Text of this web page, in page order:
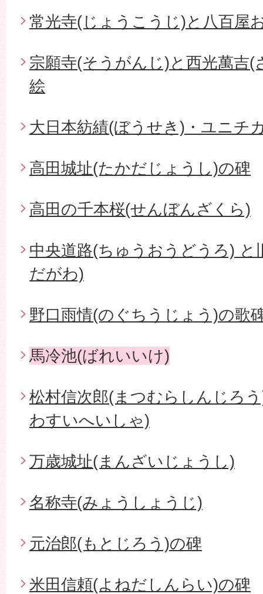
常光寺(じょうこうじ)と八百屋
宗願寺(そうがんじ)と西光萬吉
絵
大日本紡績(ぼうせき)・ユニチ
高田城址(たかだじょうし)の碑
高田の千本桜(せんぼんざくら)
中央道路(ちゅうおうどうろ) と
だがわ)
野口雨情(のぐちうじょう)の歌
馬冷池(ばれいいけ)
松村信次郎(まつむらしんじろ
わすいへいしゃ)
万歳城址(まんざいじょうし)
名称寺(みょうしょうじ)
元治郎(もとじろう)の碑
米田信頼(よねだしんらい)の碑